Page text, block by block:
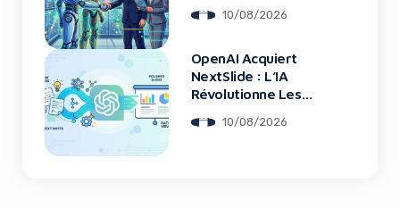
10/08/2026
OpenAI Acquiert
NextSlide : L’IA
Révolutionne Les
10/08/2026
No Thanks